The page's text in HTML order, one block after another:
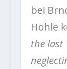
bei
Höhle
the last